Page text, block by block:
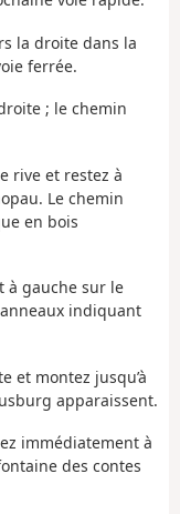
la droite dans la
ferrée.
; le chemin
rive et restez à
Le chemin
en bois
à gauche sur le
indiquant
et montez jusqu’à
apparaissent.
immédiatement à
des contes